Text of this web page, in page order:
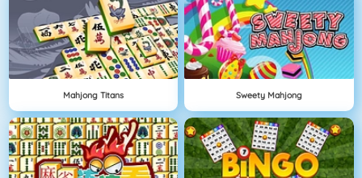
Mahjong Titans Sweety Mahjong